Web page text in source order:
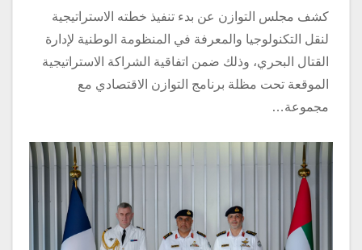
المنظومة
كشف مجلس التوازن عن بدء تنفيذ خطته الاستراتيجية
لنقل التكنولوجيا والمعرفة في المنظومة الوطنية لإدارة
القتال البحري، وذلك ضمن اتفاقية الشراكة الاستراتيجية
الموقعة تحت مظلة برنامج التوازن الاقتصادي مع
مجموعة…